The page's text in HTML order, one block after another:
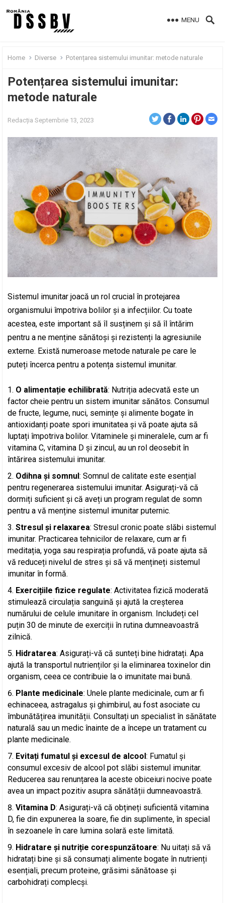
MENU
Home Diverse Potențarea sistemului imunitar: metode naturale
Potențarea sistemului imunitar:
metode naturale
Redacția Septembrie 13, 2023
Sistemul imunitar joacă un rol crucial în protejarea
organismului împotriva bolilor și a infecțiilor. Cu toate
acestea, este important să îl susținem și să îl întărim
pentru a ne menține sănătoși și rezistenți la agresiunile
externe. Există numeroase metode naturale pe care le
puteți încerca pentru a potența sistemul imunitar.
O alimentație echilibrată: Nutriția adecvată este un
factor cheie pentru un sistem imunitar sănătos. Consumul
de fructe, legume, nuci, semințe și alimente bogate în
antioxidanți poate spori imunitatea și vă poate ajuta să
luptați împotriva bolilor. Vitaminele și mineralele, cum ar fi
vitamina C, vitamina D și zincul, au un rol deosebit în
întărirea sistemului imunitar.
Odihna și somnul: Somnul de calitate este esențial
pentru regenerarea sistemului imunitar. Asigurați-vă că
dormiți suficient și că aveți un program regulat de somn
pentru a vă menține sistemul imunitar puternic.
Stresul și relaxarea: Stresul cronic poate slăbi sistemul
imunitar. Practicarea tehnicilor de relaxare, cum ar fi
meditația, yoga sau respirația profundă, vă poate ajuta să
vă reduceți nivelul de stres și să vă mențineți sistemul
imunitar în formă.
Exercițiile fizice regulate: Activitatea fizică moderată
stimulează circulația sanguină și ajută la creșterea
numărului de celule imunitare în organism. Includeți cel
puțin 30 de minute de exerciții în rutina dumneavoastră
zilnică.
Hidratarea: Asigurați-vă că sunteți bine hidratați. Apa
ajută la transportul nutrienților și la eliminarea toxinelor din
organism, ceea ce contribuie la o imunitate mai bună.
Plante medicinale: Unele plante medicinale, cum ar fi
echinaceea, astragalus și ghimbirul, au fost asociate cu
îmbunătățirea imunității. Consultați un specialist în sănătate
naturală sau un medic înainte de a începe un tratament cu
plante medicinale.
Evitați fumatul și excesul de alcool: Fumatul și
consumul excesiv de alcool pot slăbi sistemul imunitar.
Reducerea sau renunțarea la aceste obiceiuri nocive poate
avea un impact pozitiv asupra sănătății dumneavoastră.
Vitamina D: Asigurați-vă că obțineți suficientă vitamina
D, fie din expunerea la soare, fie din suplimente, în special
în sezoanele în care lumina solară este limitată.
Hidratare și nutriție corespunzătoare: Nu uitați să vă
hidratați bine și să consumați alimente bogate în nutrienți
esențiali, precum proteine, grăsimi sănătoase și
carbohidrați complecși.